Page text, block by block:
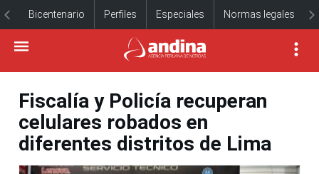
Bicentenario Perfiles Especiales Normas legales
Fiscalía y Policía recuperan
celulares robados en
diferentes distritos de Lima